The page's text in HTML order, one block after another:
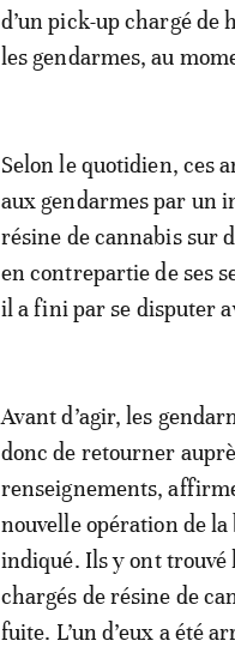
d’un pick-up chargé de
les gendarmes, au
Selon le quotidien, ces
aux gendarmes par un
résine de cannabis sur
en contrepartie de ses
il a fini par se disputer
Avant d’agir, les
donc de retourner
renseignements,
nouvelle opération de
indiqué. Ils y ont trouvé
chargés de résine de
fuite. L’un d’eux a été